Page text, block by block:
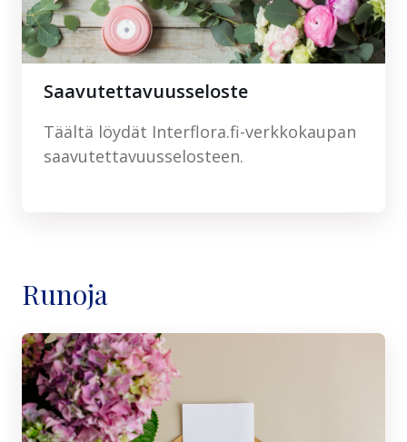
Saavutettavuusseloste
Täältä löydät Interflora.fi-verkkokaupan
saavutettavuusselosteen.
Runoja